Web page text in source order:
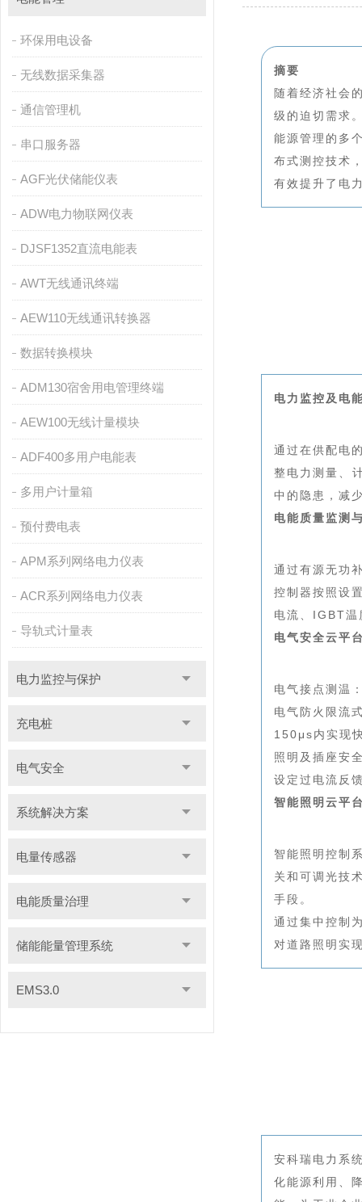
环保用电设备
无线数据采集器
通信管理机
串口服务器
AGF光伏储能仪表
ADW电力物联网仪表
DJSF1352直流电能表
AWT无线通讯终端
AEW110无线通讯转换器
数据转换模块
ADM130宿舍用电管理终端
AEW100无线计量模块
ADF400多用户电能表
多用户计量箱
预付费电表
APM系列网络电力仪表
ACR系列网络电力仪表
导轨式计量表
电力监控与保护
充电桩
电气安全
系统解决方案
电量传感器
电能质量治理
储能能量管理系统
EMS3.0
摘要
随着经济社会
级的迫切需求
能源管理的多
布式测控技术
有效提升了电
电力监控及电
通过在供配电
整电力测量、
中的隐患，减
电能质量监测
通过有源无功
控制器按照设
电流、IGBT温
电气安全云平
电气接点测温
电气防火限流
150μs内实现
照明及插座安
设定过电流反
智能照明云平
智能照明控制
关和可调光技
手段。
通过集中控制
对道路照明实
安科瑞电力系
化能源利用、